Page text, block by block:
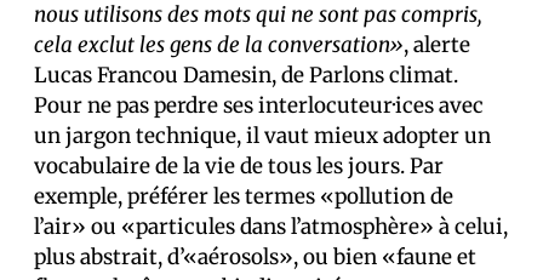
nous utilisons des mots qui ne sont pas compris,
cela exclut les gens de la conversation», alerte
Lucas Francou Damesin, de Parlons climat.
Pour ne pas perdre ses interlocuteur·ices avec
un jargon technique, il vaut mieux adopter un
vocabulaire de la vie de tous les jours. Par
exemple, préférer les termes «pollution de
l’air» ou «particules dans l’atmosphère» à celui,
plus abstrait, d’«aérosols», ou bien «faune et